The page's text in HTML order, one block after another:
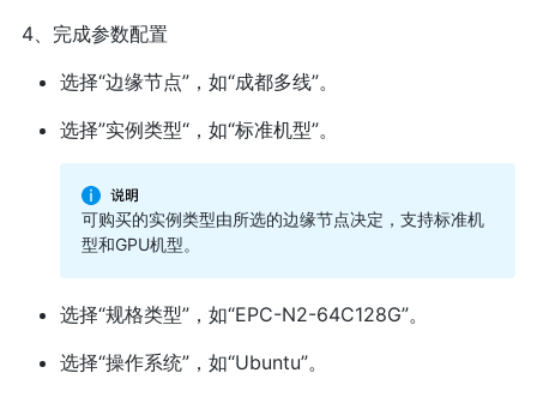
4、完成参数配置
选择“边缘节点”，如“成都多线”。
选择”实例类型“，如“标准机型”。
可购买的实例类型由所选的边缘节点决定，支持标准机
型和GPU机型。
选择“规格类型”，如“EPC-N2-64C128G”。
选择“操作系统”，如“Ubuntu”。